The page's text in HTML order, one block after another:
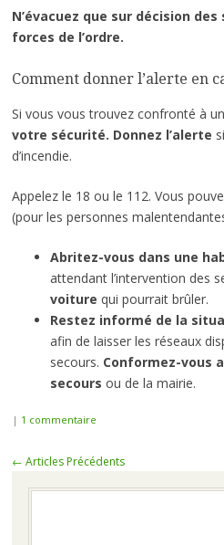
N’évacuez que sur décision
forces de l’ordre.
Comment donner l’alerte en
Si vous vous trouvez confronté à
votre sécurité. Donnez l’alerte
d’incendie.
Appelez le 18 ou le 112. Vous
(pour les personnes
Abritez-vous dans une
attendant l’intervention des
voiture qui pourrait brûler.
Restez informé de la
afin de laisser les réseaux
secours. Conformez-vous
secours ou de la mairie.
| 1 commentaire
Navigation
← Articles Précédents